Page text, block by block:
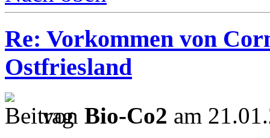
Re: Vorkommen von
Ostfriesland
von Bio-Co2 am